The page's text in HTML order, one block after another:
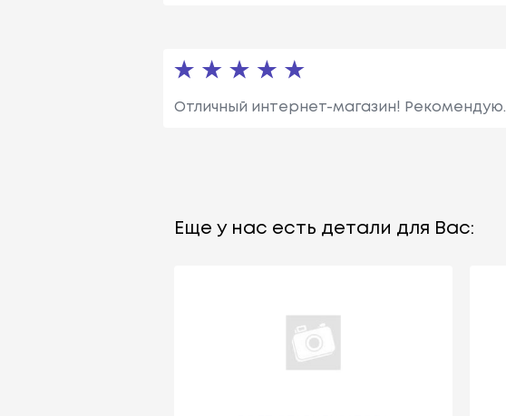
Отличный интернет-магазин! Рекомендую.
Еще у нас есть детали для Вас: